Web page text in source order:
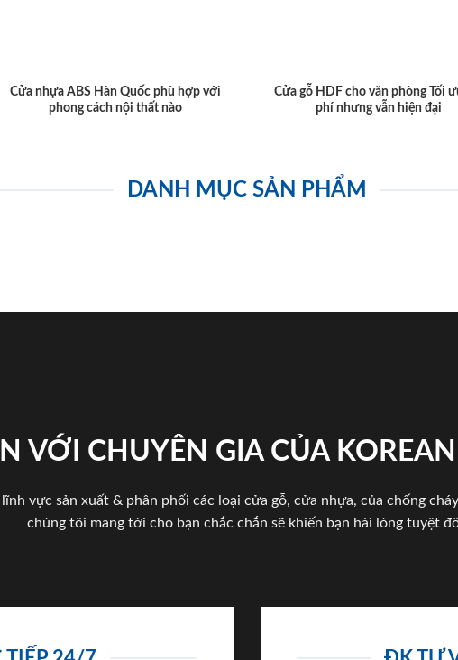
Cửa nhựa ABS Hàn Quốc phù hợp với
phong cách nội thất nào
Cửa gỗ HDF cho văn phòng Tối
phí nhưng vẫn hiện đại
DANH MỤC SẢN PHẨM
VỚI CHUYÊN GIA CỦA
vực sản xuất & phân phối các loại cửa gỗ, cửa nhựa, của chống
chúng tôi mang tới cho bạn chắc chắn sẽ khiến bạn hài lòng tuyệt